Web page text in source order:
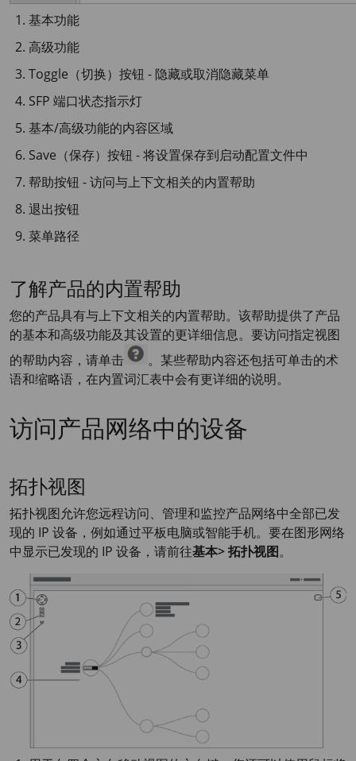
基本功能
高级功能
Toggle（切换）按钮 - 隐藏或取消隐藏菜单
SFP 端口状态指示灯
基本/高级功能的内容区域
Save（保存）按钮 - 将设置保存到启动配置文件中
帮助按钮 - 访问与上下文相关的内置帮助
退出按钮
菜单路径
了解产品的内置帮助
您的产品具有与上下文相关的内置帮助。该帮助提供了产品
的基本和高级功能及其设置的更详细信息。要访问指定视图
的帮助内容，请单击
。某些帮助内容还包括可单击的术
语和缩略语，在内置词汇表中会有更详细的说明。
访问产品网络中的设备
拓扑视图
拓扑视图允许您远程访问、管理和监控产品网络中全部已发
现的 IP 设备，例如通过平板电脑或智能手机。要在图形网络
中显示已发现的 IP 设备，请前往基本> 拓扑视图。